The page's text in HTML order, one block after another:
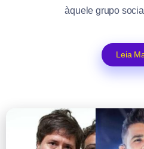
àquele grupo
Leia